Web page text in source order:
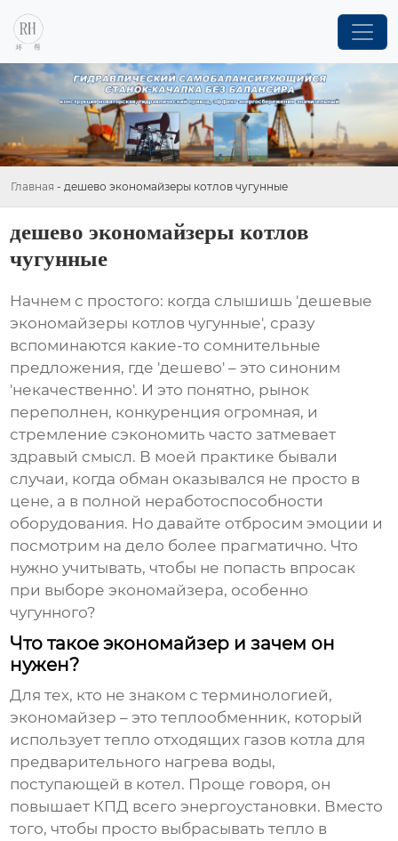
Главная - дешево экономайзеры котлов чугунные
дешево экономайзеры котлов
чугунные
Начнем с простого: когда слышишь 'дешевые
экономайзеры котлов чугунные', сразу
вспоминаются какие-то сомнительные
предложения, где 'дешево' – это синоним
'некачественно'. И это понятно, рынок
переполнен, конкуренция огромная, и
стремление сэкономить часто затмевает
здравый смысл. В моей практике бывали
случаи, когда обман оказывался не просто в
цене, а в полной неработоспособности
оборудования. Но давайте отбросим эмоции и
посмотрим на дело более прагматично. Что
нужно учитывать, чтобы не попасть впросак
при выбореэкономайзера, особенно
чугунного?
Что такое экономайзер и зачем он
нужен?
Для тех, кто не знаком с терминологией,
экономайзер – это теплообменник, который
использует тепло отходящих газов котла для
предварительного нагрева воды,
поступающей в котел. Проще говоря, он
повышает КПД всего энергоустановки. Вместо
того, чтобы просто выбрасывать тепло в